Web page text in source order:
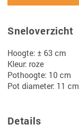
Sneloverzicht
Hoogte: ± 63 cm
Kleur: roze
Pothoogte: 10 cm
Pot diameter: 11 cm
Details